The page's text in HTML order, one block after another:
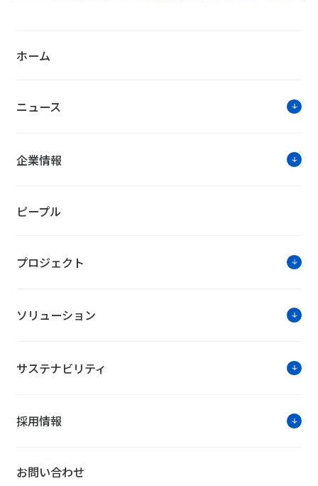
ホーム
ニュース
企業情報
ピープル
プロジェクト
ソリューション
サステナビリティ
採用情報
お問い合わせ